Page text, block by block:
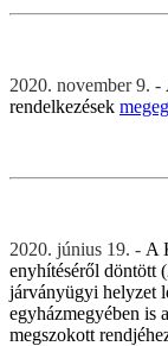
2020. november 9. -
rendelkezések
2020. június 19. - A
enyhítéséről döntött
járványügyi helyzet
egyházmegyében is
megszokott